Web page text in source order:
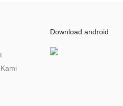
Download android